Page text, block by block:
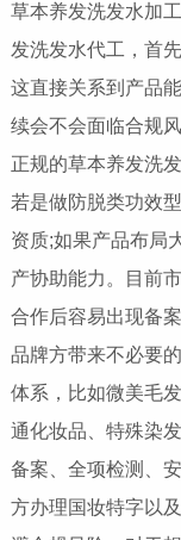
草本养发洗发水加
发洗发水代工，首
这直接关系到产品
续会不会面临合规
正规的草本养发洗
若是做防脱类功效
资质;如果产品布局
产协助能力。目前
合作后容易出现备
品牌方带来不必要
体系，比如微美毛
通化妆品、特殊染
备案、全项检测、
方办理国妆特字以